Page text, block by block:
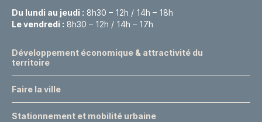
Du lundi au jeudi : 8h30 – 12h / 14h – 18h
Le vendredi : 8h30 – 12h / 14h – 17h
Développement économique & attractivité du
territoire
Faire la ville
Stationnement et mobilité urbaine